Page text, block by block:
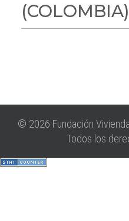
(COLOMBIA)
© 2026 Fundación
Todos los